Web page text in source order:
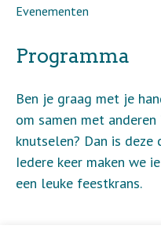
Evenementen
Programma
Ben je graag met je
om samen met
knutselen? Dan is
Iedere keer maken we
een leuke feestkrans.